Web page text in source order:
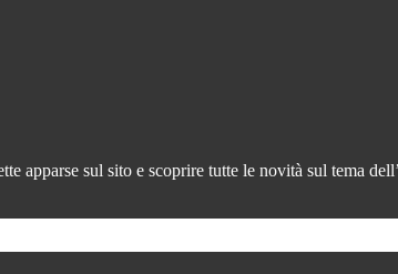
apparse sul sito e scoprire tutte le novità sul tema